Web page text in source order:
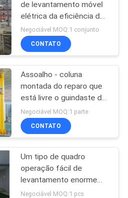
pé
11
à prova
17
de levantamento móvel
elétrica da eficiência do
aço de liga do guindaste
de patíbulo
Negociável MOQ:1 conjunto
CONTATO
Assoalho - coluna
montada do reparo que
está livre o guindaste de
patíbulo do elevador do
motor 5t
Negociável MOQ:1 parte
CONTATO
Um tipo de quadro
operação fácil de
levantamento enorme
móvel da eficiência
Negociável MOQ:1 pcs